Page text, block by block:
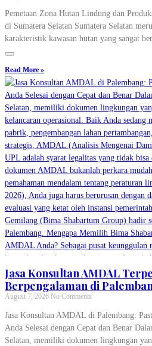
Pemetaan Zona Hutan Lindung dan
di Sumatera Selatan Sumatera Selatan
karakteristik kawasan hutan yang sangat
Read More »
Jasa Konsultan AMDAL
Berpengalaman di
August 7, 2026 No Comments
Jasa Konsultan AMDAL di Palembang:
Anda Selesai dengan Cepat dan Benar
Selatan, memiliki dokumen lingkungan